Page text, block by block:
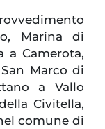
Marina di
a Camerota,
Marco di
a Vallo
Civitella,
comune di